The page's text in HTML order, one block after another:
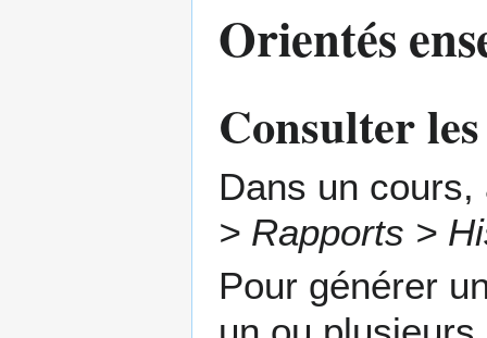
Orientés
Consulter
Dans un
> Rapports >
Pour générer